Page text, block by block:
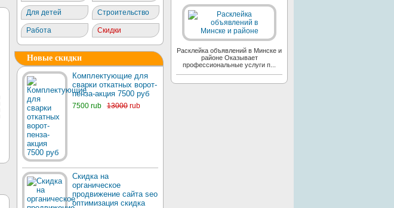
Для детей Строительство
Работа Скидки
Новые скидки
Комплектующие для
сварки откатных ворот-
пенза-акция 7500 руб
7500 rub 13000 rub
Скидка на
органическое
продвижение сайта seo
оптимизация скидка
Расклейка объявлений в Минске и
районе Оказывает
профессиональные услуги п...